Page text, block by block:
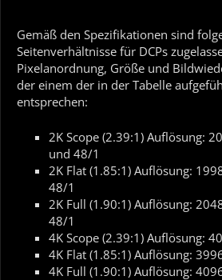
Gemäß den Spezifikationen sind
Seitenverhältnisse für DCPs
Pixelanordnung, Größe und
der einem der in der Tabelle
entsprechen:
2K Scope (2.39:1) Auflösung:
und 48/1
2K Flat (1.85:1) Auflösung:
48/1
2K Full (1.90:1) Auflösung:
48/1
4K Scope (2.39:1) Auflösung:
4K Flat (1.85:1) Auflösung:
4K Full (1.90:1) Auflösung: